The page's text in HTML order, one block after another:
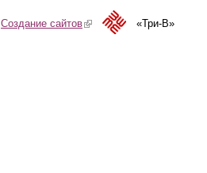
Создание сайтов(link is external)«Три-В»